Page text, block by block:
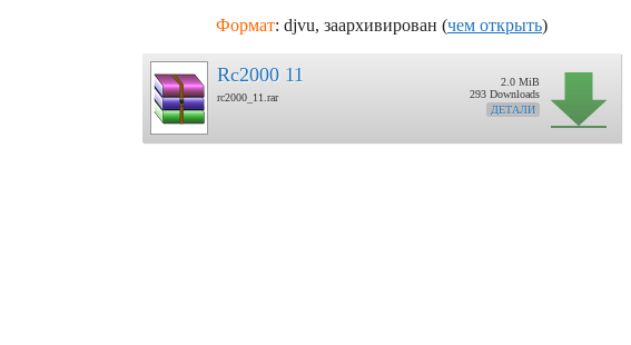
Формат: djvu, заархивирован (чем открыть)
Rc2000 11
rc2000_11.rar
2.0 MiB
293 Downloads
ДЕТАЛИ